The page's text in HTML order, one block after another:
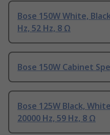
Bose 150W White,
Hz, 52 Hz, 8 Ω
Bose 150W Cabinet
Bose 125W Black,
20000 Hz, 59 Hz, 8 Ω